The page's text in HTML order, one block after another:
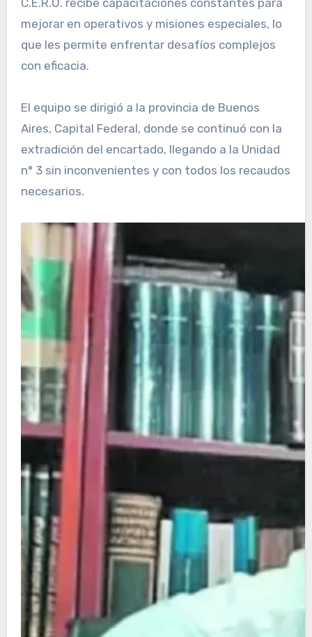
mejorar en operativos y misiones especiales, lo
que les permite enfrentar desafíos complejos
con eficacia.
El equipo se dirigió a la provincia de Buenos
Aires, Capital Federal, donde se continuó con la
extradición del encartado, llegando a la Unidad
n° 3 sin inconvenientes y con todos los recaudos
necesarios.